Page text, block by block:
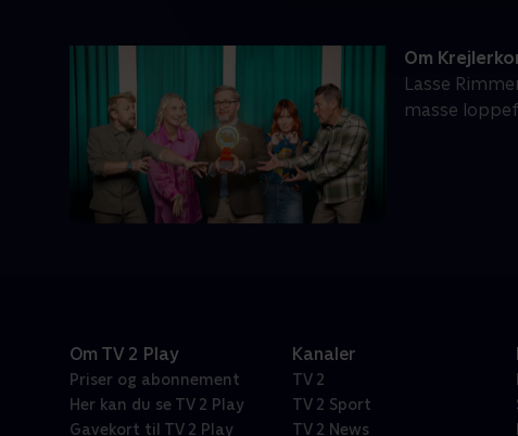
Om
Lasse
masse
Om TV 2 Play
Priser og abonnement
Her kan du se TV 2 Play
Gavekort til TV 2 Play
Kanaler
TV 2
TV 2 Sport
TV 2 News